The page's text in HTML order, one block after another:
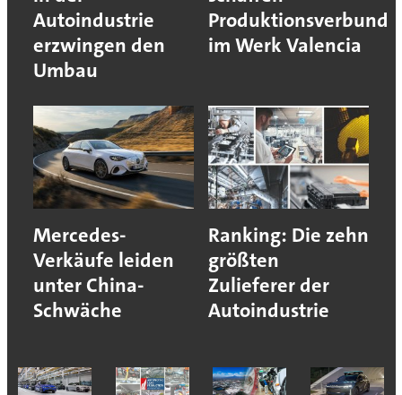
Autoindustrie
erzwingen den
Umbau
Produktionsverbund
im Werk Valencia
Mercedes-
Verkäufe leiden
unter China-
Schwäche
Ranking: Die zehn
größten
Zulieferer der
Autoindustrie